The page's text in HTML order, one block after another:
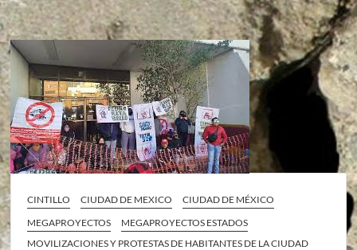
CINTILLO CIUDAD DE MEXICO
CIUDAD DE MÉXICO
MEGAPROYECTOS
MEGAPROYECTOS ESTADOS
MOVILIZACIONES Y PROTESTAS DE HABITANTES DE LA CIUDAD